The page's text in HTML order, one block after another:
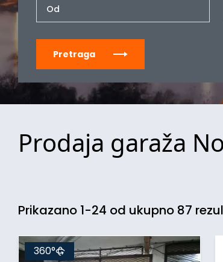
Pretraga
Prodaja garaža
Prikazano 1-24 od ukupno 87
360°